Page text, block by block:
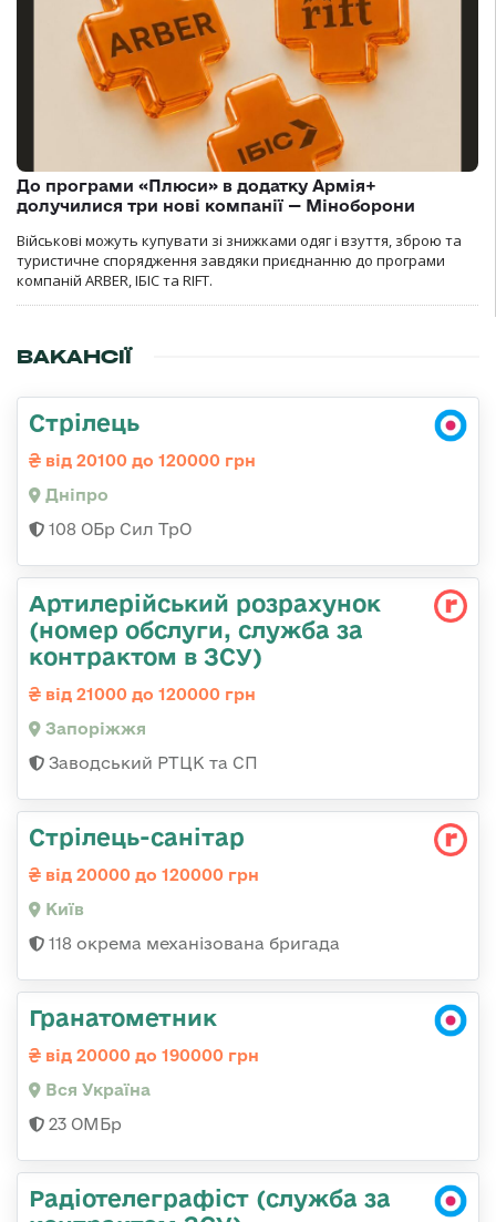
До програми «Плюси» в додатку Армія+
долучилися три нові компанії — Міноборони
Військові можуть купувати зі знижками одяг і взуття, зброю та
туристичне спорядження завдяки приєднанню до програми
компаній ARBER, ІБІС та RIFT.
ВАКАНСІЇ
Стрілець
від 20100 до 120000 грн
Дніпро
108 ОБр Сил ТрО
Артилерійський розрахунок
(номер обслуги, служба за
контрактом в ЗСУ)
від 21000 до 120000 грн
Запоріжжя
Заводський РТЦК та СП
Стрілець-санітар
від 20000 до 120000 грн
Київ
118 окрема механізована бригада
Гранатометник
від 20000 до 190000 грн
Вся Україна
23 ОМБр
Радіотелеграфіст (служба за